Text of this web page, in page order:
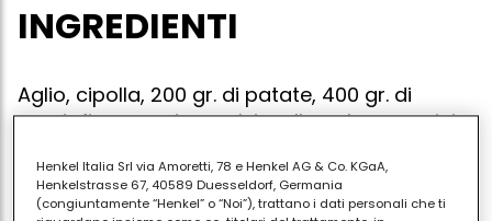
INGREDIENTI
Aglio, cipolla, 200 gr. di patate, 400 gr. di
carciofi, rosmarino, salvia, alloro, bocconcini
Henkel Italia Srl via Amoretti, 78 e Henkel AG & Co. KGaA,
Henkelstrasse 67, 40589 Duesseldorf, Germania
(congiuntamente “Henkel” o “Noi”), trattano i dati personali che ti